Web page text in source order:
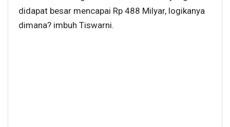
didapat besar mencapai Rp 488 Milyar, logikanya
dimana? imbuh Tiswarni.